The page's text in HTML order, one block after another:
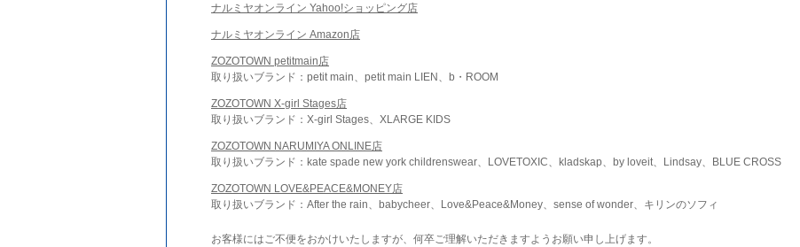
ナルミヤオンライン Yahoo!ショッピング店
ナルミヤオンライン Amazon店
ZOZOTOWN petitmain店
取り扱いブランド：petit main、petit main LIEN、b・ROOM
ZOZOTOWN X-girl Stages店
取り扱いブランド：X-girl Stages、XLARGE KIDS
ZOZOTOWN NARUMIYA ONLINE店
取り扱いブランド：kate spade new york childrenswear、LOVETOXIC、kladskap、by loveit、Lindsay、BLUE CROSS
ZOZOTOWN LOVE&PEACE&MONEY店
取り扱いブランド：After the rain、babycheer、Love&Peace&Money、sense of wonder、キリンのソフィ
お客様にはご不便をおかけいたしますが、何卒ご理解いただきますようお願い申し上げます。